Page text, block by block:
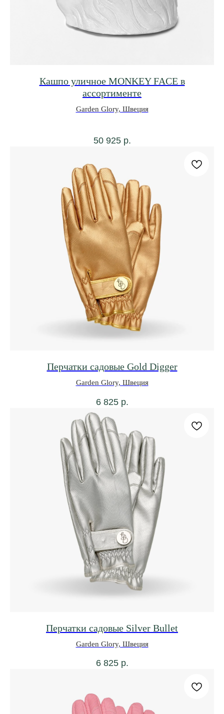
Кашпо уличное MONKEY FACE в
ассортименте
Garden Glory, Швеция
50 925 р.
Перчатки садовые Gold Digger
Garden Glory, Швеция
6 825 р.
Перчатки садовые Silver Bullet
Garden Glory, Швеция
6 825 р.